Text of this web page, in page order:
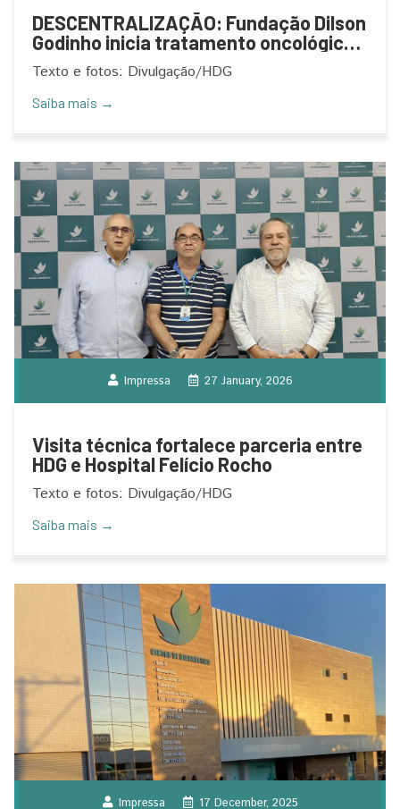
DESCENTRALIZAÇÃO: Fundação Dilson
Godinho inicia tratamento oncológico
intravenoso em Brasília de Minas
Texto e fotos: Divulgação/HDG
Saiba mais →
Impressa 27 January, 2026
Visita técnica fortalece parceria entre
HDG e Hospital Felício Rocho
Texto e fotos: Divulgação/HDG
Saiba mais →
Impressa 17 December, 2025